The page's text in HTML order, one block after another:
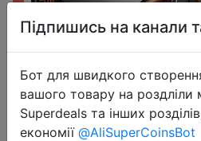
Підпишись на канали
Бот для швидкого
вашого товару на роздліли
Superdeals та інших
економії @AliSuperCoinsBot